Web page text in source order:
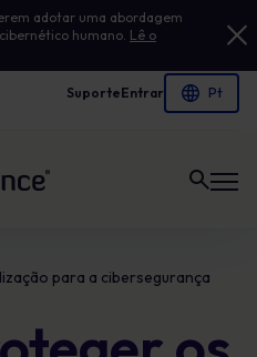
adotar uma abordagem
humano. Lê o
SuporteEntrar
para a cibersegurança